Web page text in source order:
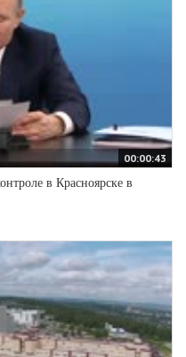
00:00:43
в Красноярске в